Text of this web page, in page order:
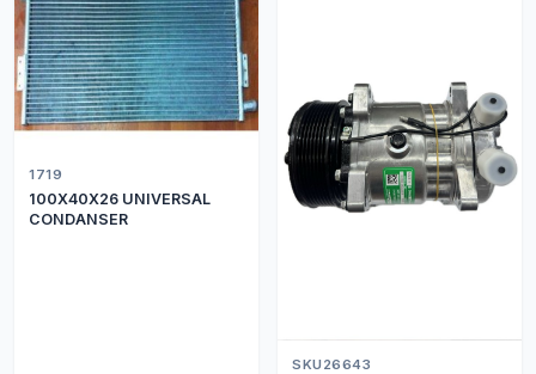
1719
100X40X26 UNIVERSAL
CONDANSER
SKU26643